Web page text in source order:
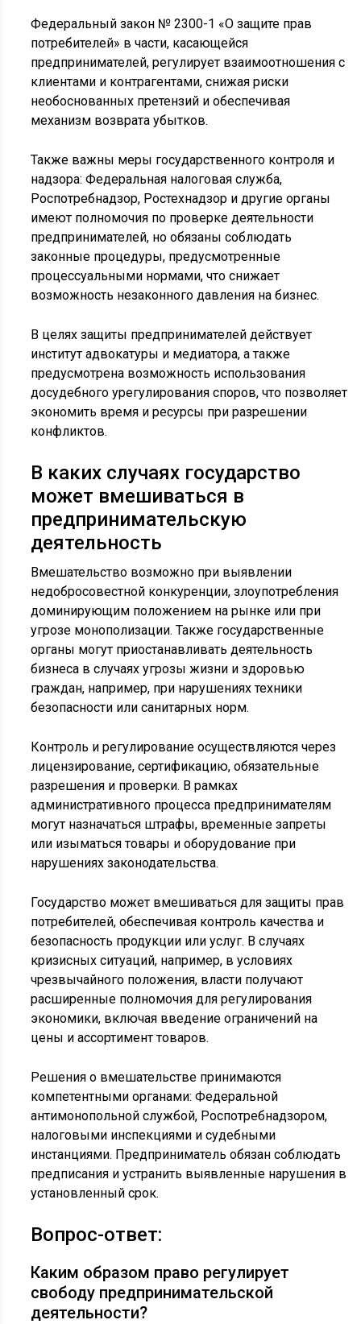
Федеральный закон № 2300-1 «О защите прав
потребителей» в части, касающейся
предпринимателей, регулирует взаимоотношения с
клиентами и контрагентами, снижая риски
необоснованных претензий и обеспечивая
механизм возврата убытков.
Также важны меры государственного контроля и
надзора: Федеральная налоговая служба,
Роспотребнадзор, Ростехнадзор и другие органы
имеют полномочия по проверке деятельности
предпринимателей, но обязаны соблюдать
законные процедуры, предусмотренные
процессуальными нормами, что снижает
возможность незаконного давления на бизнес.
В целях защиты предпринимателей действует
институт адвокатуры и медиатора, а также
предусмотрена возможность использования
досудебного урегулирования споров, что позволяет
экономить время и ресурсы при разрешении
конфликтов.
В каких случаях государство
может вмешиваться в
предпринимательскую
деятельность
Вмешательство возможно при выявлении
недобросовестной конкуренции, злоупотребления
доминирующим положением на рынке или при
угрозе монополизации. Также государственные
органы могут приостанавливать деятельность
бизнеса в случаях угрозы жизни и здоровью
граждан, например, при нарушениях техники
безопасности или санитарных норм.
Контроль и регулирование осуществляются через
лицензирование, сертификацию, обязательные
разрешения и проверки. В рамках
административного процесса предпринимателям
могут назначаться штрафы, временные запреты
или изыматься товары и оборудование при
нарушениях законодательства.
Государство может вмешиваться для защиты прав
потребителей, обеспечивая контроль качества и
безопасность продукции или услуг. В случаях
кризисных ситуаций, например, в условиях
чрезвычайного положения, власти получают
расширенные полномочия для регулирования
экономики, включая введение ограничений на
цены и ассортимент товаров.
Решения о вмешательстве принимаются
компетентными органами: Федеральной
антимонопольной службой, Роспотребнадзором,
налоговыми инспекциями и судебными
инстанциями. Предприниматель обязан соблюдать
предписания и устранить выявленные нарушения в
установленный срок.
Вопрос-ответ:
Каким образом право регулирует
свободу предпринимательской
деятельности?